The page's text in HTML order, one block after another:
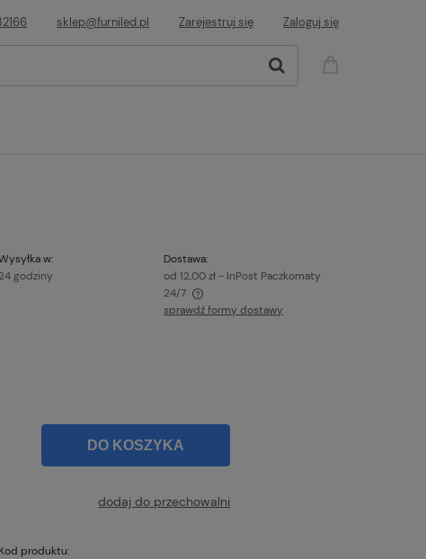
sklep@furniled.pl Zarejestruj się Zaloguj się
w:
24 godziny
Dostawa:
od 12,00 zł - InPost Paczkomaty
24/7
sprawdź formy dostawy
DO KOSZYKA
dodaj do przechowalni
Kod produktu: